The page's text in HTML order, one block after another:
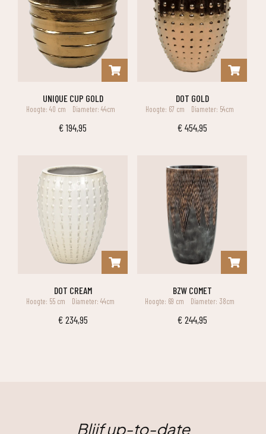
UNIQUE CUP GOLD
Hoogte: 40 cm Diameter: 44cm
€194,95
DOT GOLD
Hoogte: 67 cm Diameter: 54cm
€ 454,95
DOT CREAM
Hoogte: 55 cm Diameter: 44cm
€ 234,95
BZW COMET
Hoogte: 69 cm Diameter: 38cm
€ 244,95
Blijf up-to-date